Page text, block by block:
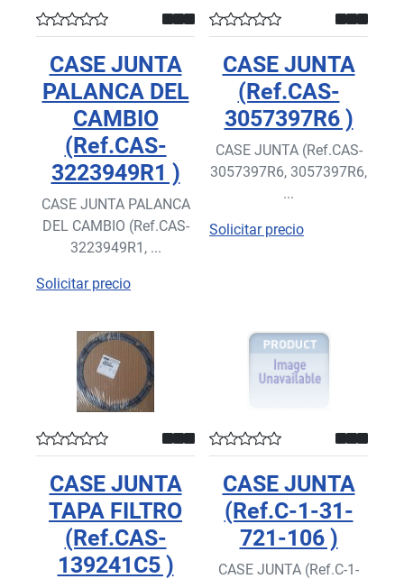
CASE JUNTA
PALANCA DEL
CAMBIO
(Ref.CAS-
3223949R1 )
CASE JUNTA PALANCA
DEL CAMBIO (Ref.CAS-
3223949R1, ...
Solicitar precio
CASE JUNTA
(Ref.CAS-
3057397R6 )
CASE JUNTA (Ref.CAS-
3057397R6, 3057397R6,
...
Solicitar precio
CASE JUNTA
TAPA FILTRO
(Ref.CAS-
139241C5 )
CASE JUNTA
(Ref.C-1-31-
721-106 )
CASE JUNTA (Ref.C-1-